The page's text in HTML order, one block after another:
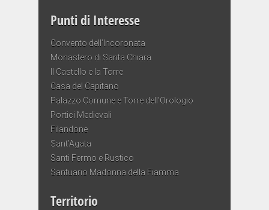
Punti di Interesse
Convento dell’Incoronata
Monastero di Santa Chiara
Il Castello e la Torre
Casa del Capitano
Palazzo Comune e Torre dell’Orologio
Portici Medievali
Filandone
Sant’Agata
Santi Fermo e Rustico
Santuario Madonna della Fiamma
Territorio